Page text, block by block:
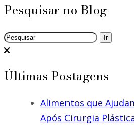
Pesquisar no Blog
Últimas Postagens
Alimentos que
Após Cirurgia